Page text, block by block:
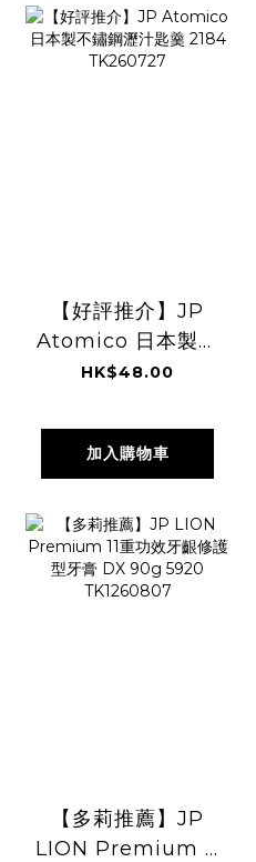
【好評推介】JP
Atomico 日本製不
鏽鋼瀝汁匙羹 2184
HK$48.00
加入購物車
【多莉推薦】JP
LION Premium 11